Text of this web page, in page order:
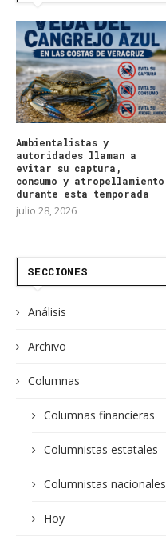
Ambientalistas y
autoridades llaman a
evitar su captura,
consumo y atropellamiento
durante esta temporada
julio 28, 2026
SECCIONES
Análisis
Archivo
Columnas
Columnas financieras
Columnistas estatales
Columnistas nacionales
Hoy